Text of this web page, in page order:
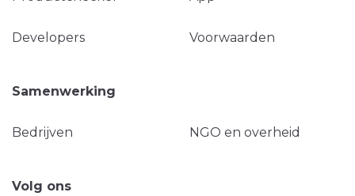
Developers Voorwaarden
Samenwerking
Bedrijven NGO en overheid
Volg ons